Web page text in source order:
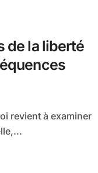
de la liberté